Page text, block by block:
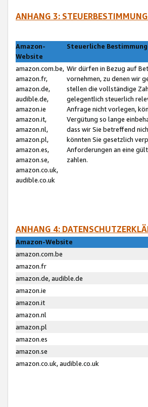
ANHANG 3:
Amazon-
Website
Steuerliche
amazon.com.be,
amazon.fr,
amazon.de,
audible.de,
amazon.ie
amazon.it,
amazon.nl,
amazon.pl,
amazon.es,
amazon.se,
amazon.co.uk,
audible.co.uk
Wir dürfen in Bezug auf
vornehmen, zu denen wir
stellen die vollständige
gelegentlich steuerlich
Anfrage nicht vorlegen,
Vergütung so lange
dass wir Sie betreffend
könnten Sie gesetzlich
Anforderungen an eine
zahlen.
ANHANG 4:
Amazon-Website
amazon.com.be
amazon.fr
amazon.de, audible.de
amazon.ie
amazon.it
amazon.nl
amazon.pl
amazon.es
amazon.se
amazon.co.uk, audible.co.uk